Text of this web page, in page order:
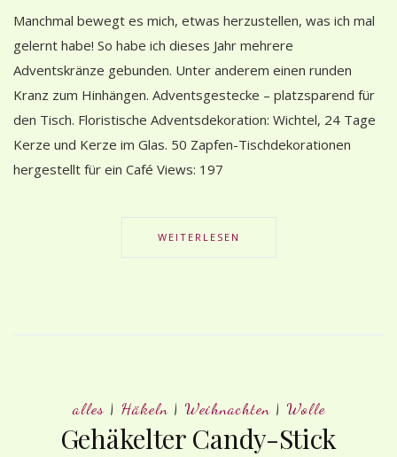
Manchmal bewegt es mich, etwas herzustellen, was ich mal
gelernt habe! So habe ich dieses Jahr mehrere
Adventskränze gebunden. Unter anderem einen runden
Kranz zum Hinhängen. Adventsgestecke – platzsparend für
den Tisch. Floristische Adventsdekoration: Wichtel, 24 Tage
Kerze und Kerze im Glas. 50 Zapfen-Tischdekorationen
hergestellt für ein Café Views: 197
WEITERLESEN
alles| Häkeln| Weihnachten| Wolle
Gehäkelter Candy-Stick